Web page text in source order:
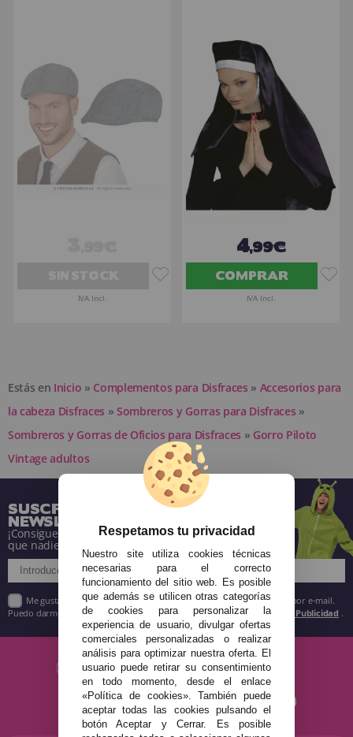
IVA Incl.
4,99€
COMPRAR
IVA Incl.
Estás en Inicio » Complementos para Disfraces » Accesorios para
la cabeza Disfraces » Sombreros y Gorras para Disfraces »
Sombreros y Gorras de Oficios para Disfraces » Gorro Piloto
Vintage adultos
SUSCRÍBETE A NUESTRA
NEWSLETTER
¡Consigue descuentos y entérate de todo antes
que nadie!
Me gustaría recibir descuentos exclusivos, novedades y tendencias por e-mail.
Puedo darme de baja cuando quiera según lo recogido en la Política de Publicidad .
Respetamos tu privacidad
Nuestro site utiliza cookies técnicas
necesarias para el correcto
funcionamiento del sitio web. Es posible
que además se utilicen otras categorías
de cookies para personalizar la
experiencia de usuario, divulgar ofertas
comerciales personalizadas o realizar
análisis para optimizar nuestra oferta. El
usuario puede retirar su consentimiento
en todo momento, desde el enlace
«Política de cookies». También puede
aceptar todas las cookies pulsando el
botón Aceptar y Cerrar. Es posible